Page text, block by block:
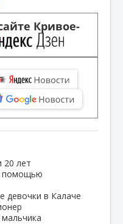
Кривое-
20 лет
помощью
девочки в Калаче